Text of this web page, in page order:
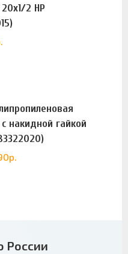
2 НР
накидной гайкой
р.
России